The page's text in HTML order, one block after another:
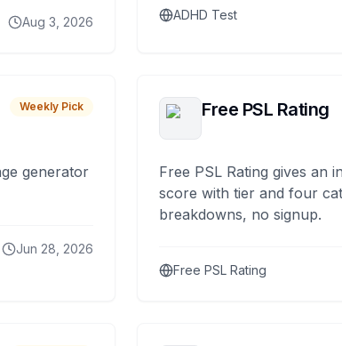
Aug 3, 2026 ADHD Test
Weekly Pick
generator
Jun 28, 2026
Free PSL Rating
Free PSL Rating gives an
score with tier and four
breakdowns, no signup.
Free PSL Rating